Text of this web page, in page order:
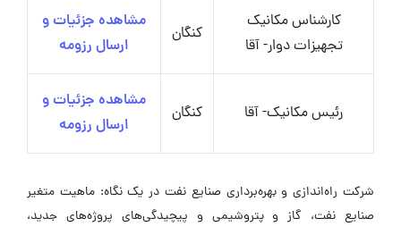
کارشناس مکانیک
تجهیزات دوار- آقا
کنگان
مشاهده جزئیات و
ارسال رزومه
رئیس مکانیک- آقا کنگان
مشاهده جزئیات و
ارسال رزومه
شرکت راه‌اندازی و بهره‌برداری صنایع نفت در یک نگاه: ماهیت متغیر
صنایع نفت، گاز و پتروشیمی و پیچیدگی‌های پروژه‌های جدید،